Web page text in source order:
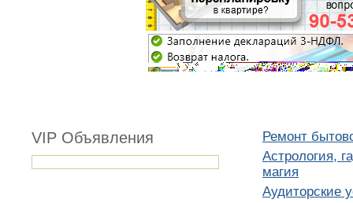
VIP Объявления
Ремонт
Астрология,
магия
Аудиторские